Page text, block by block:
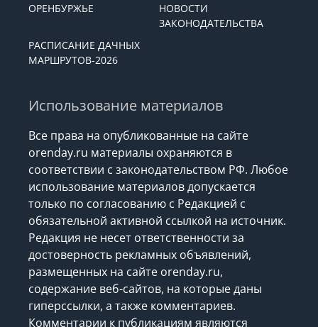
ОРЕНБУРЖЬЕ
НОВОСТИ
ЗАКОНОДАТЕЛЬСТВА
РАСПИСАНИЕ ДАЧНЫХ
МАРШРУТОВ-2026
Использование материалов
Все права на опубликованные на сайте
orenday.ru материалы охраняются в
соответствии с законодательством РФ. Любое
использование материалов допускается
только по согласованию с Редакцией с
обязательной активной ссылкой на источник.
Редакция не несет ответственности за
достоверность рекламных объявлений,
размещенных на сайте orenday.ru,
содержание веб-сайтов, на которые даны
гиперссылки, а также комментариев.
Комментарии к публикациям являются